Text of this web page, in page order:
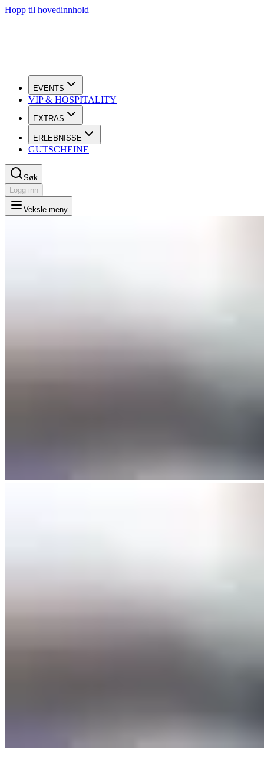
Hopp til hovedinnhold
EVENTS
VIP & HOSPITALITY
EXTRAS
ERLEBNISSE
GUTSCHEINE
Søk
Logg inn
Veksle meny